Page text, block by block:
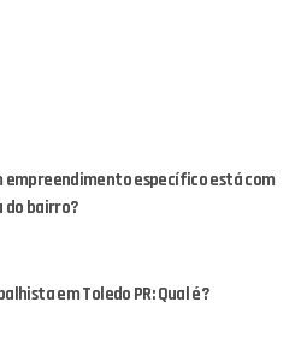
empreendimento específico está com
do bairro?
em Toledo PR: Qual é?